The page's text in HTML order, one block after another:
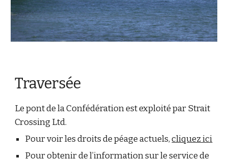
Traversée
Le pont de la Confédération est exploité par Strait
Crossing Ltd.
Pour voir les droits de péage actuels,cliquez ici
Pour obtenir de l’information sur le service de